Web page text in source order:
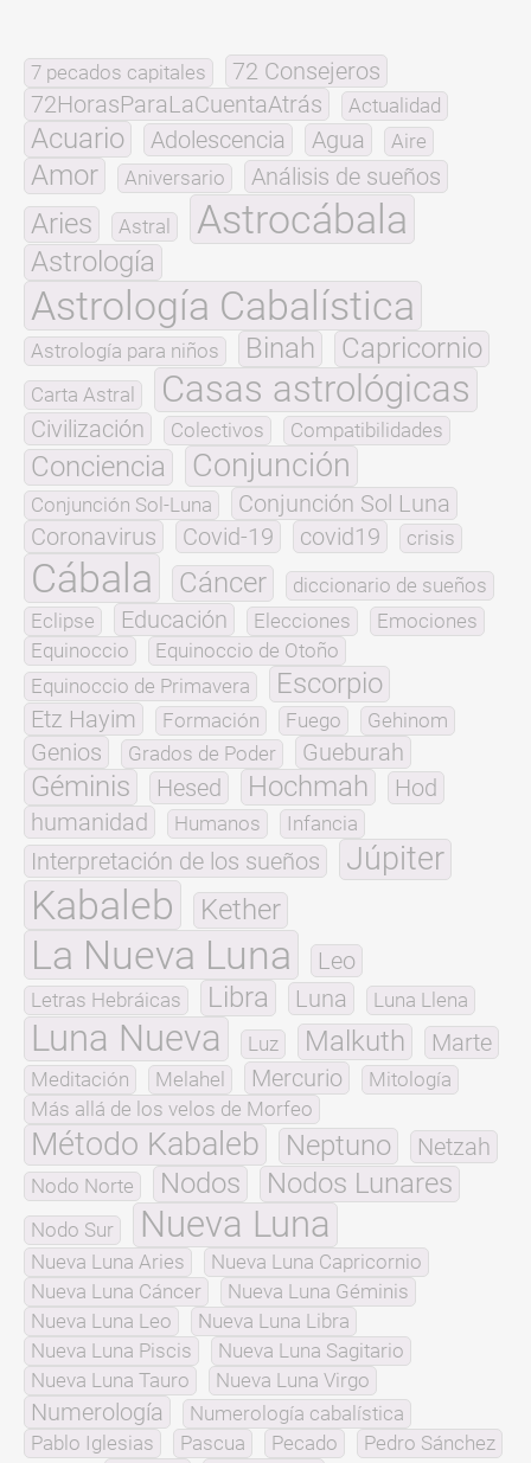
7 pecados capitales
72 Consejeros
72HorasParaLaCuentaAtrás
Actualidad
Acuario Adolescencia Agua Aire
Amor Aniversario Análisis de sueños
Aries Astral Astrocábala
Astrología
Astrología Cabalística
Astrología para niños Binah Capricornio
Carta Astral Casas astrológicas
Civilización Colectivos Compatibilidades
Conciencia Conjunción
Conjunción Sol-Luna
Conjunción Sol Luna
Coronavirus
Covid-19 covid19 crisis
Cábala Cáncer
diccionario de sueños
Eclipse
Educación Elecciones
Emociones
Equinoccio
Equinoccio de Otoño
Equinoccio de Primavera
Escorpio
Etz Hayim Formación Fuego Gehinom
Genios Grados de Poder Gueburah
Géminis Hesed Hochmah
Hod
humanidad
Humanos Infancia
Interpretación de los sueños Júpiter
Kabaleb Kether
La Nueva Luna Leo
Letras Hebráicas Libra Luna Luna Llena
Luna Nueva Luz Malkuth Marte
Meditación Melahel Mercurio
Mitología
Más allá de los velos de Morfeo
Método Kabaleb Neptuno Netzah
Nodo Norte Nodos Nodos Lunares
Nodo Sur Nueva Luna
Nueva Luna Aries
Nueva Luna Capricornio
Nueva Luna Cáncer
Nueva Luna Géminis
Nueva Luna Leo
Nueva Luna Libra
Nueva Luna Piscis
Nueva Luna Sagitario
Nueva Luna Tauro
Nueva Luna Virgo
Numerología
Numerología cabalística
Pablo Iglesias
Pascua Pecado
Pedro Sánchez